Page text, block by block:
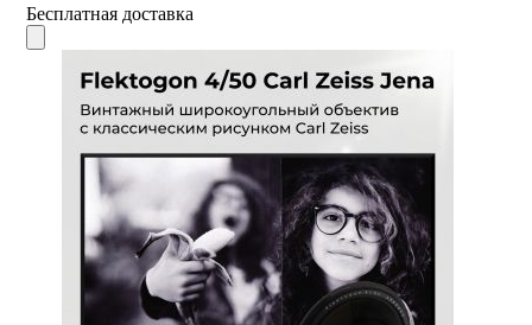
Бесплатная доставка